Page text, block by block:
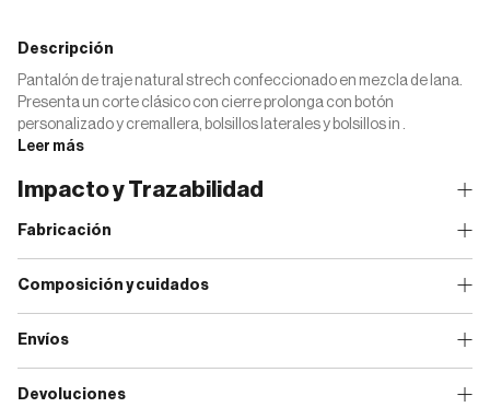
Descripción
Pantalón de traje natural strech confeccionado en mezcla de lana.
Presenta un corte clásico con cierre prolonga con botón
personalizado y cremallera, bolsillos laterales y bolsillos in .
Leer más
Impacto y Trazabilidad
Fabricación
Composición y cuidados
Envíos
Devoluciones